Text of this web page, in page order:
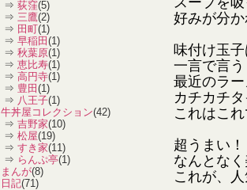
⇒ 荻窪(5)
⇒ 三鷹(2)
⇒ 田町(1)
⇒ 早稲田 (1)
⇒ 秋葉原(1)
⇒ 恵比寿(1)
⇒ 高円寺(1)
⇒ 豊田 (1)
⇒ 八王子(1)
牛丼屋コレクション(42)
⇒ 吉野家(10)
⇒ 松屋(19)
⇒ すき家(11)
⇒ らんぷ亭(1)
まんが(8)
日記(71)
好みが分
味付け玉
一言で言
最近のラ
カチカチ
これはこ
超うまい
なんとな
これが、